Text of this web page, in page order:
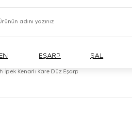
EŞARP ŞAL
İpek Kenarlı Kare Düz Eşarp